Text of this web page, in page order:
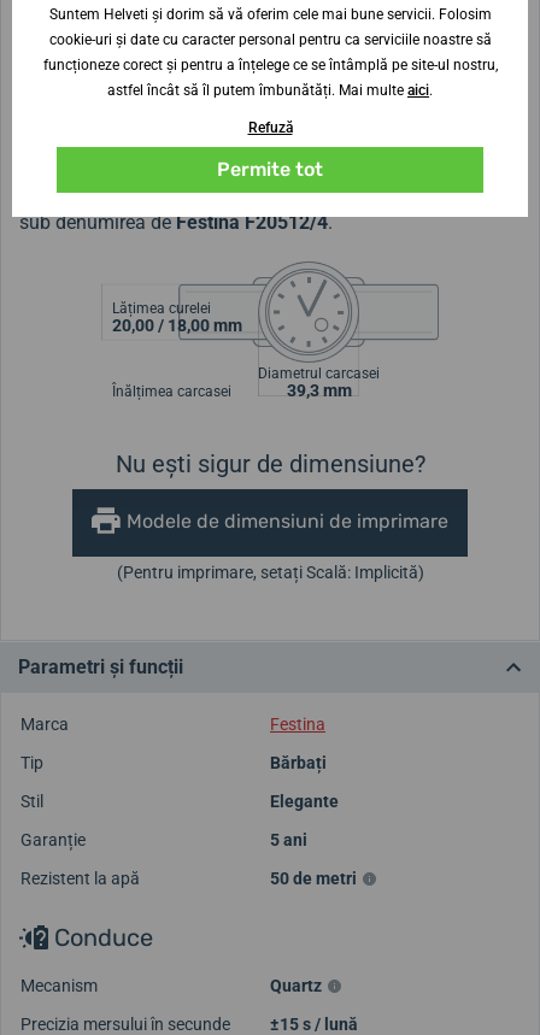
de calitate superioară. Stilul ceasurilor subliniază perfect
personalitatea proprietarului lor. Ceasurile pentru femei și
bărbați din colecția Classic sunt accesorii atemporale, pe
mereu piesa de rezistență a aspectului dumneavoastră.
ModelulFestina Classic Bracelet 20512/4este cunoscut și
sub denumirea deFestina F20512/4.
Lățimea curelei
20,00 / 18,00 mm
Înălțimea carcasei
Diametrul carcasei
39,3 mm
Nu ești sigur de dimensiune?
Modele de dimensiuni de imprimare
(Pentru imprimare, setați Scală: Implicită)
Parametri și funcții
Marca
Festina
Tip
Bărbați
Stil
Elegante
Garanție
5 ani
Rezistent la apă
50 de metri
Conduce
Mecanism
Quartz
Precizia mersului în secunde
±15 s / lună
Suntem Helveti și dorim să vă oferim cele mai bune servicii. Folosim
cookie-uri și date cu caracter personal pentru ca serviciile noastre să
funcționeze corect și pentru a înțelege ce se întâmplă pe site-ul nostru,
astfel încât să îl putem îmbunătăți. Mai multe aici.
Refuză
Permite tot